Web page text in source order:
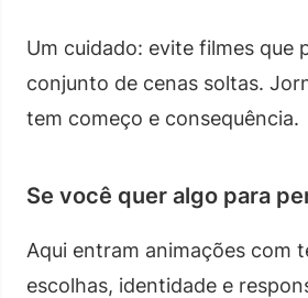
Um cuidado: evite filmes que
conjunto de cenas soltas.
tem começo e consequência.
Se você quer algo para
Aqui entram animações com
escolhas, identidade e